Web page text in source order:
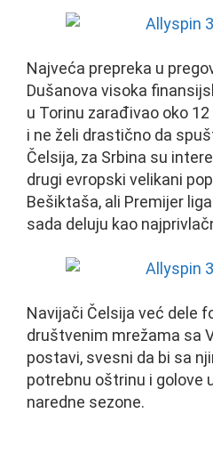
Najveća prepreka u
Dušanova visoka
u Torinu zarađivao oko
i ne želi drastično da
Čelsija, za Srbina su
drugi evropski velikani
Bešiktaša, ali Premijer
sada deluju kao
Navijači Čelsija već dele
društvenim mrežama sa
postavi, svesni da bi sa
potrebnu oštrinu i golove
naredne sezone.